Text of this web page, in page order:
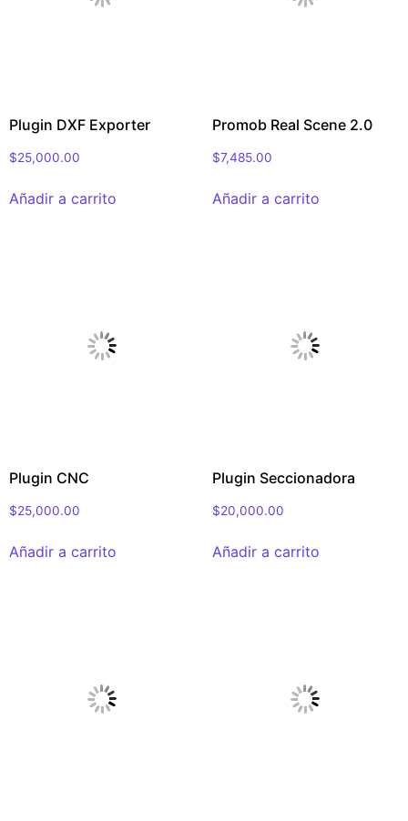
Plugin DXF Exporter
$25,000.00
Añadir a carrito
Promob Real Scene 2.0
$7,485.00
Añadir a carrito
Plugin CNC
$25,000.00
Añadir a carrito
Plugin Seccionadora
$20,000.00
Añadir a carrito